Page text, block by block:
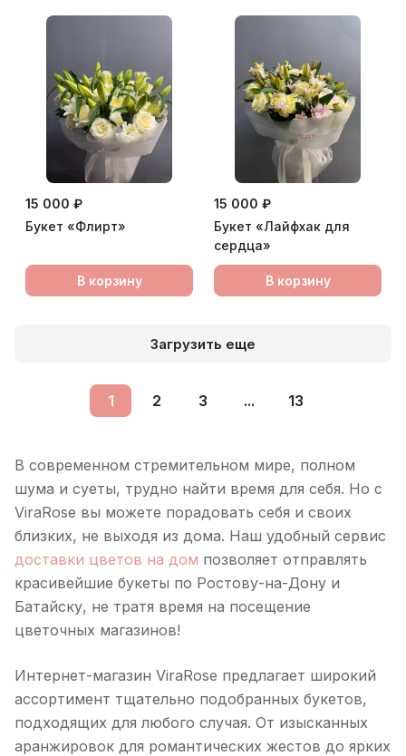
15 000 ₽
Букет «Флирт»
В корзину
15 000 ₽
Букет «Лайфхак для
сердца»
В корзину
Загрузить еще
1 2 3 ... 13
В современном стремительном мире, полном
шума и суеты, трудно найти время для себя. Но с
ViraRose вы можете порадовать себя и своих
близких, не выходя из дома. Наш удобный сервис
доставки цветов на дом позволяет отправлять
красивейшие букеты по Ростову-на-Дону и
Батайску, не тратя время на посещение
цветочных магазинов!
Интернет-магазин ViraRose предлагает широкий
ассортимент тщательно подобранных букетов,
подходящих для любого случая. От изысканных
аранжировок для романтических жестов до ярких